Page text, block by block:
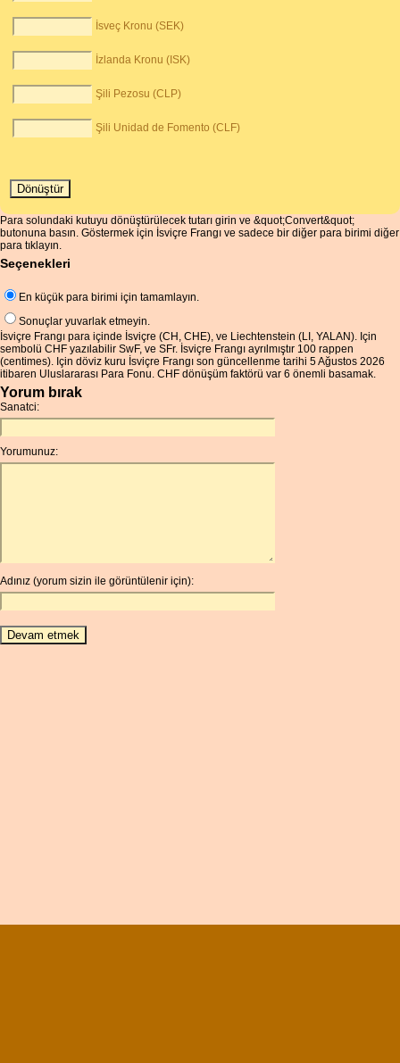
İsveç Kronu (SEK)
İzlanda Kronu (ISK)
Şili Pezosu (CLP)
Şili Unidad de Fomento (CLF)
Para solundaki kutuyu dönüştürülecek tutarı girin ve &quot;Convert&quot;
butonuna basın. Göstermek için İsviçre Frangı ve sadece bir diğer para birimi diğer
para tıklayın.
Seçenekleri
En küçük para birimi için tamamlayın.
Sonuçlar yuvarlak etmeyin.
İsviçre Frangı para içinde İsviçre (CH, CHE), ve Liechtenstein (LI, YALAN). Için
sembolü CHF yazılabilir SwF, ve SFr. İsviçre Frangı ayrılmıştır 100 rappen
(centimes). Için döviz kuru İsviçre Frangı son güncellenme tarihi 5 Ağustos 2026
itibaren Uluslararası Para Fonu. CHF dönüşüm faktörü var 6 önemli basamak.
Yorum bırak
Sanatci:
Yorumunuz:
Adınız (yorum sizin ile görüntülenir için):